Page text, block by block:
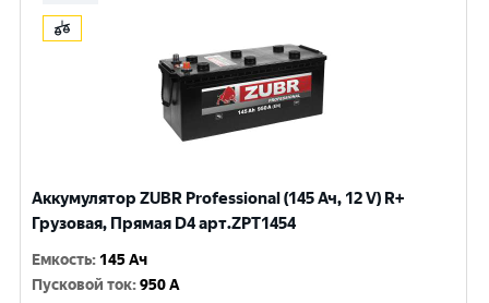
Аккумулятор ZUBR Professional (145 Ач, 12 V) R+
Грузовая, Прямая D4 арт.ZPT1454
Емкость: 145 Ач
Пусковой ток:950 A